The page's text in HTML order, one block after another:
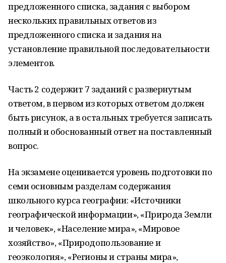
предложенного списка, задания с выбором
нескольких правильных ответов из
предложенного списка и задания на
установление правильной последовательности
элементов.
Часть 2 содержит 7 заданий с развернутым
ответом, в первом из которых ответом должен
быть рисунок, а в остальных требуется записать
полный и обоснованный ответ на поставленный
вопрос.
На экзамене оценивается уровень подготовки по
семи основным разделам содержания
школьного курса географии: «Источники
географической информации», «Природа Земли
и человек», «Население мира», «Мировое
хозяйство», «Природопользование и
геоэкология», «Регионы и страны мира»,